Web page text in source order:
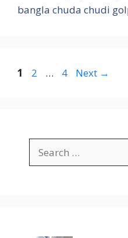
bangla chuda chudi
Page
1 Page
2 … Page
4 Next →
for: